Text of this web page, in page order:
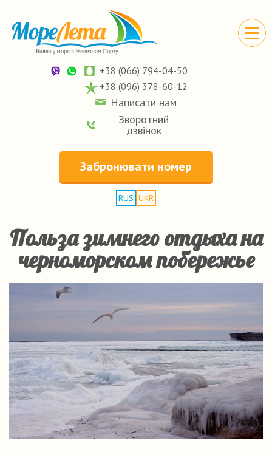
+38 (066) 794-04-50
+38 (096) 378-60-12
Написати нам
Зворотний
дзвінок
Забронювати номер
RUS UKR
Польза зимнего отдыха на
черноморском побережье